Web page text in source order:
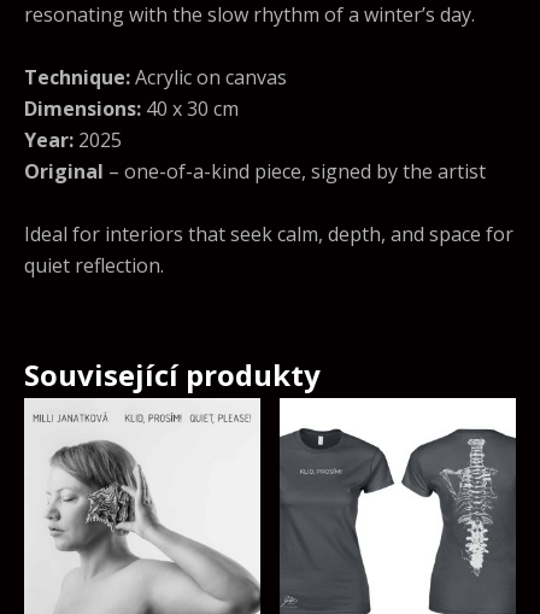
resonating with the slow rhythm of a winter’s day.
Technique:Acrylic on canvas
Dimensions: 40 x 30 cm
Year: 2025
Original – one-of-a-kind piece, signed by the artist
Ideal for interiors that seek calm, depth, and space for
quiet reflection.
Související produkty